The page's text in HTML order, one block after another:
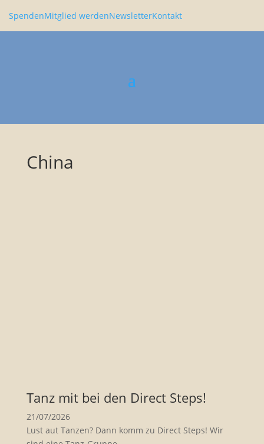
SpendenMitglied werdenNewsletterKontakt
China
Tanz mit bei den Direct Steps!
21/07/2026
Lust aut Tanzen? Dann komm zu Direct Steps! Wir